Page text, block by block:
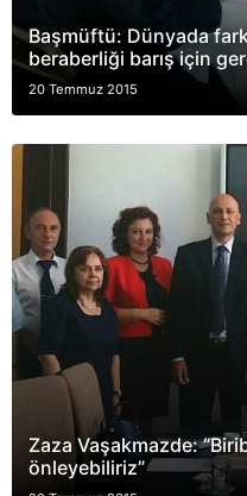
Başmüftü: Dünyada
beraberliği barış için
20 Temmuz 2015
Zaza Vaşakmazde:
önleyebiliriz”